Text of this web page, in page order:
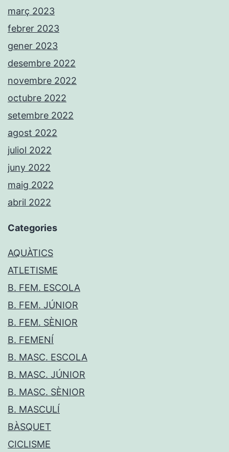
març 2023
febrer 2023
gener 2023
desembre 2022
novembre 2022
octubre 2022
setembre 2022
agost 2022
juliol 2022
juny 2022
maig 2022
abril 2022
Categories
AQUÀTICS
ATLETISME
B. FEM. ESCOLA
B. FEM. JÚNIOR
B. FEM. SÈNIOR
B. FEMENÍ
B. MASC. ESCOLA
B. MASC. JÚNIOR
B. MASC. SÈNIOR
B. MASCULÍ
BÀSQUET
CICLISME